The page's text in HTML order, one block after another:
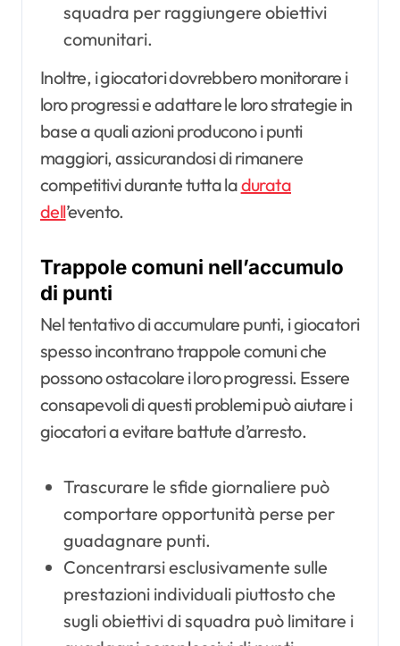
squadra per raggiungere obiettivi
comunitari.
Inoltre, i giocatori dovrebbero monitorare i
loro progressi e adattare le loro strategie in
base a quali azioni producono i punti
maggiori, assicurandosi di rimanere
competitivi durante tutta ladurata
dell’evento.
Trappole comuni nell’accumulo
di punti
Nel tentativo di accumulare punti, i giocatori
spesso incontrano trappole comuni che
possono ostacolare i loro progressi. Essere
consapevoli di questi problemi può aiutare i
giocatori a evitare battute d’arresto.
Trascurare le sfide giornaliere può
comportare opportunità perse per
guadagnare punti.
Concentrarsi esclusivamente sulle
prestazioni individuali piuttosto che
sugli obiettivi di squadra può limitare i